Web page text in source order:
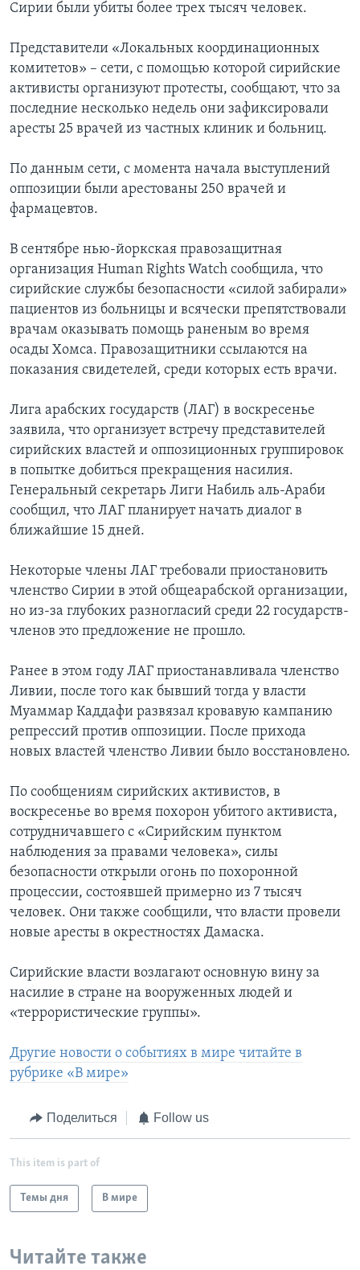
Сирии были убиты более трех тысяч человек.
Представители «Локальных координационных
комитетов» – сети, с помощью которой сирийские
активисты организуют протесты, сообщают, что за
последние несколько недель они зафиксировали
аресты 25 врачей из частных клиник и больниц.
По данным сети, с момента начала выступлений
оппозиции были арестованы 250 врачей и
фармацевтов.
В сентябре нью-йоркская правозащитная
организация Human Rights Watch сообщила, что
сирийские службы безопасности «силой забирали»
пациентов из больницы и всячески препятствовали
врачам оказывать помощь раненым во время
осады Хомса. Правозащитники ссылаются на
показания свидетелей, среди которых есть врачи.
Лига арабских государств (ЛАГ) в воскресенье
заявила, что организует встречу представителей
сирийских властей и оппозиционных группировок
в попытке добиться прекращения насилия.
Генеральный секретарь Лиги Набиль аль-Араби
сообщил, что ЛАГ планирует начать диалог в
ближайшие 15 дней.
Некоторые члены ЛАГ требовали приостановить
членство Сирии в этой общеарабской организации,
но из-за глубоких разногласий среди 22 государств-
членов это предложение не прошло.
Ранее в этом году ЛАГ приостанавливала членство
Ливии, после того как бывший тогда у власти
Муаммар Каддафи развязал кровавую кампанию
репрессий против оппозиции. После прихода
новых властей членство Ливии было восстановлено.
По сообщениям сирийских активистов, в
воскресенье во время похорон убитого активиста,
сотрудничавшего с «Сирийским пунктом
наблюдения за правами человека», силы
безопасности открыли огонь по похоронной
процессии, состоявшей примерно из 7 тысяч
человек. Они также сообщили, что власти провели
новые аресты в окрестностях Дамаска.
Сирийские власти возлагают основную вину за
насилие в стране на вооруженных людей и
«террористические группы».
Другие новости о событиях в мире читайте в
рубрике «В мире»
Поделиться Follow us
This item is part of
Темы дня В мире
Читайте также